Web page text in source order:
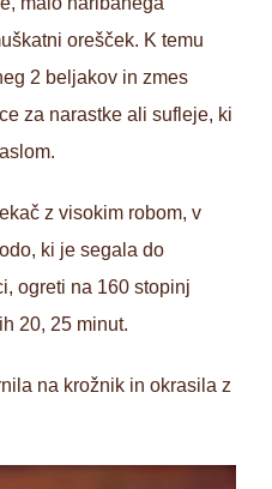
orešček. K temu
2 beljakov in zmes
za narastke ali sufleje, ki
z visokim robom, v
ki je segala do
ogreti na 160 stopinj
20, 25 minut.
na krožnik in okrasila z